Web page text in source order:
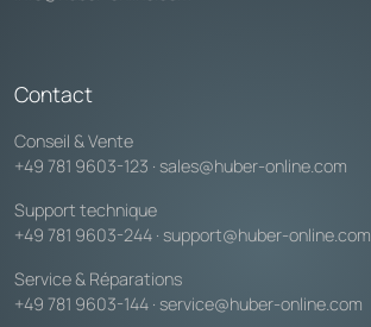
Contact
Conseil & Vente
+49 781 9603-123 · sales@huber-online.com
Support technique
+49 781 9603-244 · support@huber-online.com
Service & Réparations
+49 781 9603-144 · service@huber-online.com